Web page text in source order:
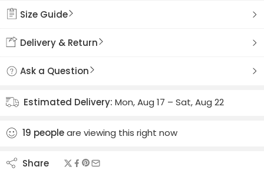
Size Guide
Delivery & Return
Ask a Question
Estimated Delivery: Mon, Aug 17 – Sat, Aug 22
19 peopleare viewing this right now
Share